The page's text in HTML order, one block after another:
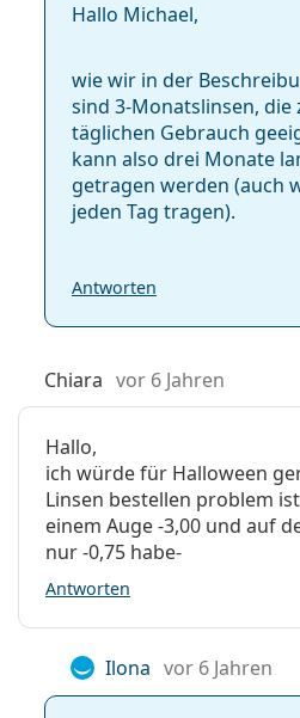
Hallo Michael,
wie wir in der
sind 3-Monatslinsen, die
täglichen Gebrauch
kann also drei Monate
getragen werden (auch
jeden Tag tragen).
Antworten
Chiara vor 6 Jahren
Hallo,
ich würde für Halloween
Linsen bestellen problem
einem Auge -3,00 und auf
nur -0,75 habe-
Antworten
Ilona vor 6 Jahren